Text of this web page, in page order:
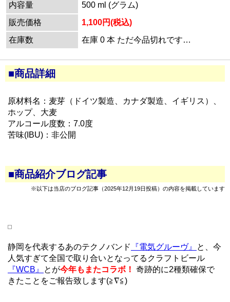
内容量
500 ml (グラム)
販売価格
1,100円(税込)
在庫数
在庫 0 本 ただ今品切れです…
■商品詳細
原材料名：麦芽（ドイツ製造、カナダ製造、イギリス）、
ホップ、大麦
アルコール度数：7.0度
苦味(IBU)：非公開
■商品紹介ブログ記事
※以下は当店のブログ記事（2025年12月19日投稿）の内容を掲載しています
静岡を代表するあのテクノバンド 『電気グルーヴ』
と、今
人気すぎて全国で取り合いとなってるクラフトビール
『WCB』
とが今年もまたコラボ！ 奇跡的に2種類確保で
きたことをご報告致します(≧∇≦)